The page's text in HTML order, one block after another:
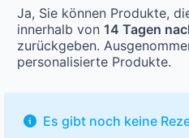
Ja, Sie können Produkte,
innerhalb von 14 Tagen
zurückgeben.
personalisierte Produkte.
Es gibt noch keine